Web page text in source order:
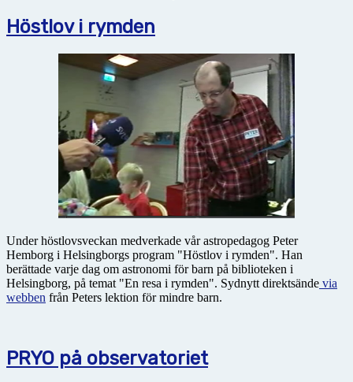
Höstlov i rymden
Under höstlovsveckan medverkade vår astropedagog Peter
Hemborg i Helsingborgs program "Höstlov i rymden". Han
berättade varje dag om astronomi för barn på biblioteken i
Helsingborg, på temat "En resa i rymden". Sydnytt direktsände via
webben från Peters lektion för mindre barn.
PRYO på observatoriet